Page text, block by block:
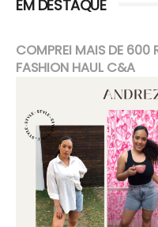
EM DESTAQUE
COMPREI MAIS DE 600
FASHION HAUL C&A